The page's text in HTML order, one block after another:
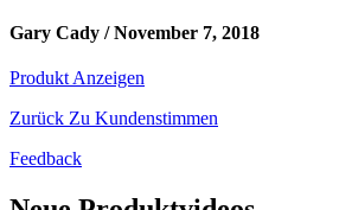
Gary Cady /November 7, 2018
Produkt Anzeigen
Zurück Zu Kundenstimmen
Feedback